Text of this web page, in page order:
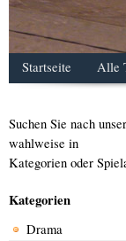
Startseite Alle
Suchen Sie nach
wahlweise in
Kategorien oder
Kategorien
Drama